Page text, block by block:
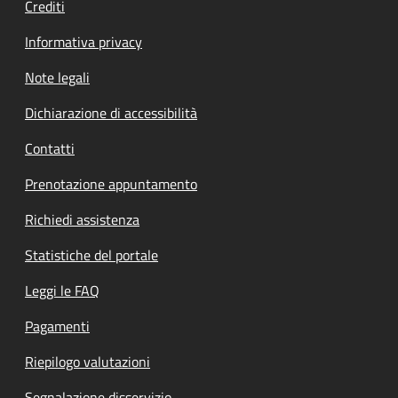
Crediti
Informativa privacy
Note legali
Dichiarazione di accessibilità
Contatti
Prenotazione appuntamento
Richiedi assistenza
Statistiche del portale
Leggi le FAQ
Pagamenti
Riepilogo valutazioni